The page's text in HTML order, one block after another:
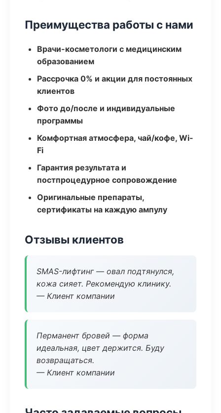
Преимущества работы с нами
Врачи-косметологи с медицинским
образованием
Рассрочка 0% и акции для постоянных
клиентов
Фото до/после и индивидуальные
программы
Комфортная атмосфера, чай/кофе, Wi-
Fi
Гарантия результата и
постпроцедурное сопровождение
Оригинальные препараты,
сертификаты на каждую ампулу
Отзывы клиентов
SMAS-лифтинг — овал подтянулся,
кожа сияет. Рекомендую клинику.
— Клиент компании
Перманент бровей — форма
идеальная, цвет держится. Буду
возвращаться.
— Клиент компании